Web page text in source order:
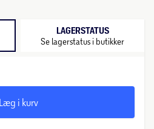
LAGERSTATUS
Se lagerstatus i butikker
Læg i kurv